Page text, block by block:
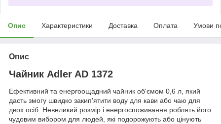
Опис Характеристики Доставка Оплата Умови
Опис
Чайник Adler AD 1372
Ефективний та енергоощадний чайник об'ємом 0,6 л, який
дасть змогу швидко закип'ятити воду для кави або чаю для
двох осіб. Невеликий розмір і енергоспоживання роблять його
чудовим вибором для людей, які подорожують або цінують